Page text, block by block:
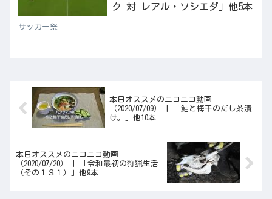
ク 対 レアル・ソシエダ」他5本
サッカー祭
本日オススメのニコニコ動画
（2020/07/09） | 「鮭と梅干のだし茶漬
け。」他10本
本日オススメのニコニコ動画
（2020/07/20） | 「令和最初の狩猟生活
（その１３１）」他9本